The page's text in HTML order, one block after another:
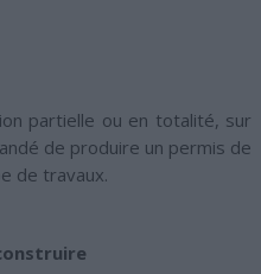
partielle ou en totalité, sur
de produire un permis de
de travaux.